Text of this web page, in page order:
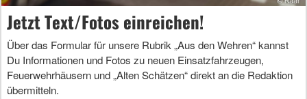
Jetzt Text/Fotos einreichen!
Über das Formular für unsere Rubrik „Aus den Wehren“ kannst
Du Informationen und Fotos zu neuen Einsatzfahrzeugen,
Feuerwehrhäusern und „Alten Schätzen“ direkt an die Redaktion
übermitteln.